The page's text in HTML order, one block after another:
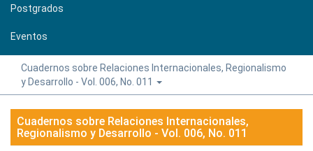
Postgrados
Eventos
Cuadernos sobre Relaciones Internacionales, Regionalismo
y Desarrollo - Vol. 006, No. 011
Cuadernos sobre Relaciones Internacionales,
Regionalismo y Desarrollo - Vol. 006, No. 011